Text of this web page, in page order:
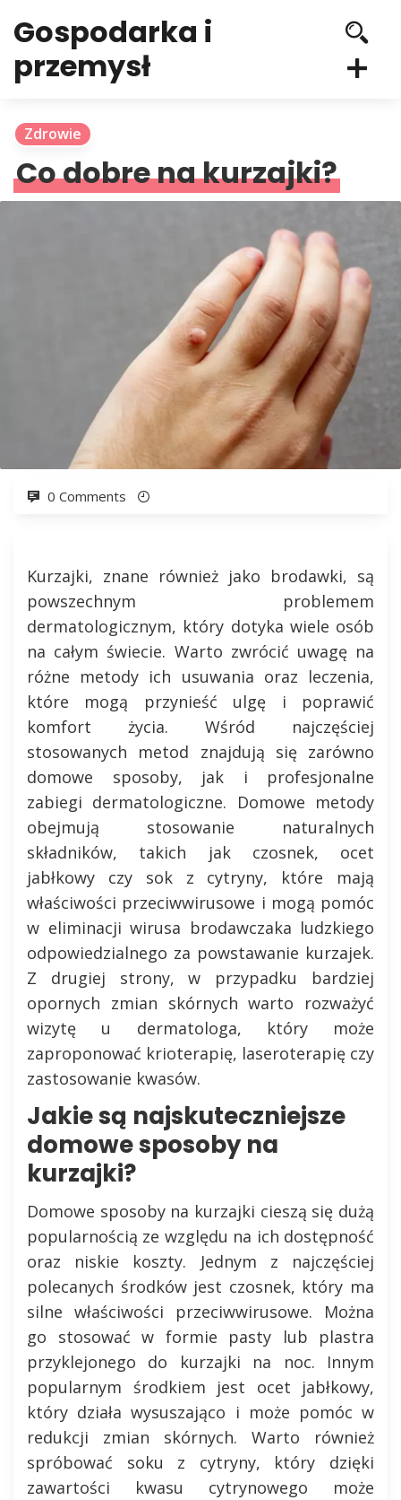
Gospodarka i
przemysł
Zdrowie
Co dobre na kurzajki?
0 Comments
Kurzajki, znane również jako brodawki, są
powszechnym problemem
dermatologicznym, który dotyka wiele osób
na całym świecie. Warto zwrócić uwagę na
różne metody ich usuwania oraz leczenia,
które mogą przynieść ulgę i poprawić
komfort życia. Wśród najczęściej
stosowanych metod znajdują się zarówno
domowe sposoby, jak i profesjonalne
zabiegi dermatologiczne. Domowe metody
obejmują stosowanie naturalnych
składników, takich jak czosnek, ocet
jabłkowy czy sok z cytryny, które mają
właściwości przeciwwirusowe i mogą pomóc
w eliminacji wirusa brodawczaka ludzkiego
odpowiedzialnego za powstawanie kurzajek.
Z drugiej strony, w przypadku bardziej
opornych zmian skórnych warto rozważyć
wizytę u dermatologa, który może
zaproponować krioterapię, laseroterapię czy
zastosowanie kwasów.
Jakie są najskuteczniejsze
domowe sposoby na
kurzajki?
Domowe sposoby na kurzajki cieszą się dużą
popularnością ze względu na ich dostępność
oraz niskie koszty. Jednym z najczęściej
polecanych środków jest czosnek, który ma
silne właściwości przeciwwirusowe. Można
go stosować w formie pasty lub plastra
przyklejonego do kurzajki na noc. Innym
popularnym środkiem jest ocet jabłkowy,
który działa wysuszająco i może pomóc w
redukcji zmian skórnych. Warto również
spróbować soku z cytryny, który dzięki
zawartości kwasu cytrynowego może